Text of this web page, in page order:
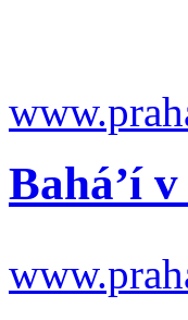
Bahá’í